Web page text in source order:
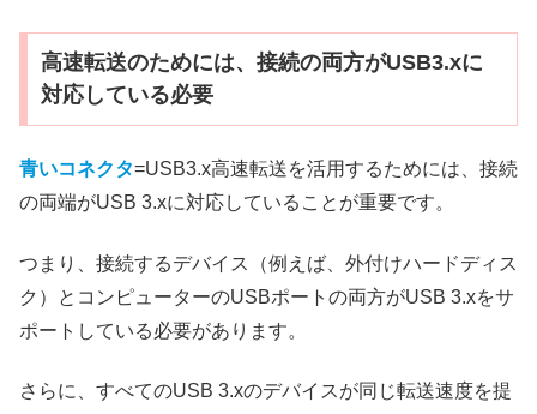
高速転送のためには、接続の両方がUSB3.xに
対応している必要
青いコネクタ=USB3.x高速転送を活用するためには、接続
の両端がUSB 3.xに対応していることが重要です。
つまり、接続するデバイス（例えば、外付けハードディス
ク）とコンピューターのUSBポートの両方がUSB 3.xをサ
ポートしている必要があります。
さらに、すべてのUSB 3.xのデバイスが同じ転送速度を提